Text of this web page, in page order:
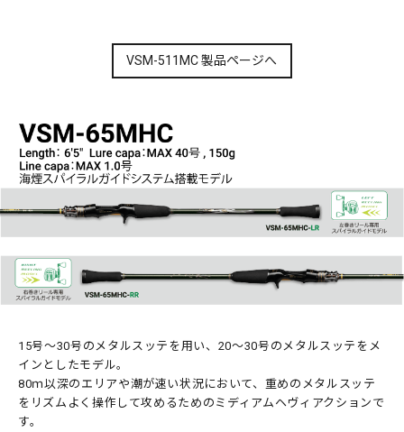
VSM-511MC 製品ページへ
15号～30号のメタルスッテを用い、20～30号のメタルスッテをメ
インとしたモデル。
80ｍ以深のエリアや潮が速い状況において、重めのメタルスッテ
をリズムよく操作して攻めるためのミディアムヘヴィアクションで
す。